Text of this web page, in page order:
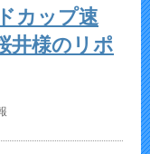
カップ速
井様のリポ